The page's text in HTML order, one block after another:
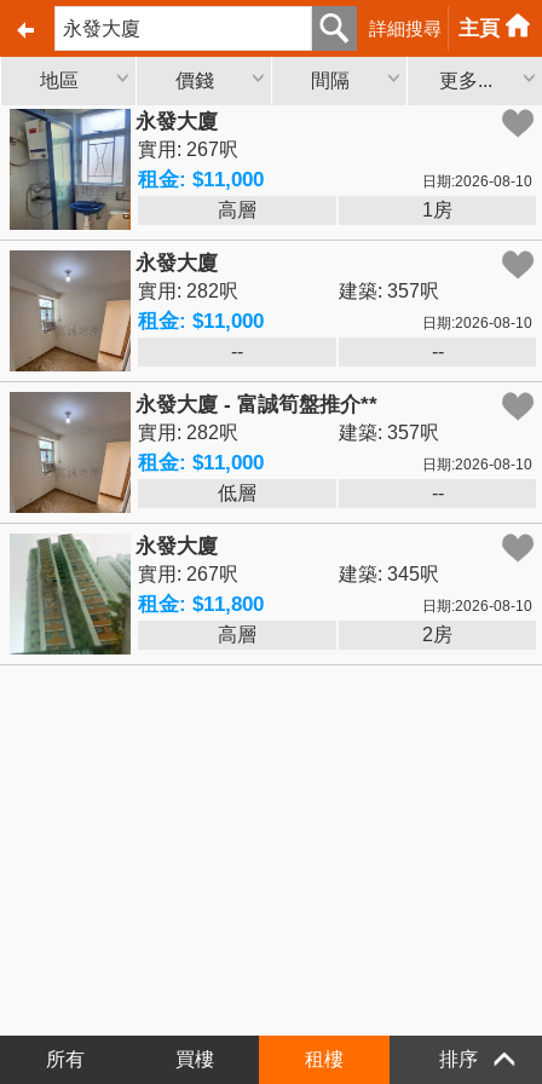
詳細搜尋 主頁
地區 價錢 間隔 更多...
永發大廈
實用: 267呎
租金: $11,000 日期:2026-08-10
高層 1房
永發大廈
實用: 282呎 建築: 357呎
租金: $11,000 日期:2026-08-10
-- --
永發大廈 - 富誠筍盤推介**
實用: 282呎 建築: 357呎
租金: $11,000 日期:2026-08-10
低層 --
永發大廈
實用: 267呎 建築: 345呎
租金: $11,800 日期:2026-08-10
高層 2房
所有 買樓 租樓 排序